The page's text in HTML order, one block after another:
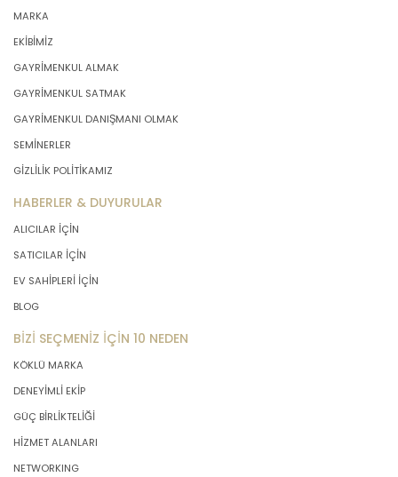
MARKA
EKİBİMİZ
GAYRİMENKUL ALMAK
GAYRİMENKUL SATMAK
GAYRİMENKUL DANIŞMANI OLMAK
SEMİNERLER
GİZLİLİK POLİTİKAMIZ
HABERLER & DUYURULAR
ALICILAR İÇİN
SATICILAR İÇİN
EV SAHİPLERİ İÇİN
BLOG
BİZİ SEÇMENİZ İÇİN 10 NEDEN
KÖKLÜ MARKA
DENEYİMLİ EKİP
GÜÇ BİRLİKTELİĞİ
HİZMET ALANLARI
NETWORKING